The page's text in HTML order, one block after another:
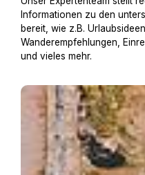
Informationen zu den
bereit, wie z.B.
Wanderempfehlungen,
und vieles mehr.
Hausboot mit Hund